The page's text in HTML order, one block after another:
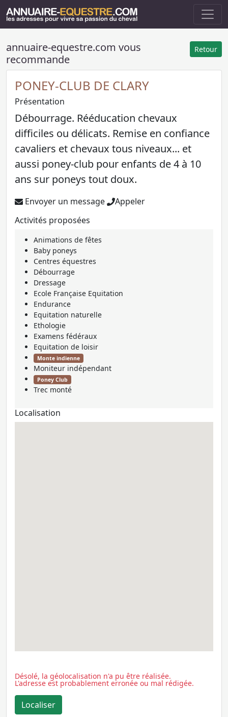
Retour
annuaire-equestre.com vous
recommande
PONEY-CLUB DE CLARY
Présentation
Débourrage. Rééducation chevaux
difficiles ou délicats. Remise en confiance
cavaliers et chevaux tous niveaux... et
aussi poney-club pour enfants de 4 à 10
ans sur poneys tout doux.
Envoyer un message
Appeler
Activités proposées
Animations de fêtes
Baby poneys
Centres équestres
Débourrage
Dressage
Ecole Française Equitation
Endurance
Equitation naturelle
Ethologie
Examens fédéraux
Equitation de loisir
Monte indienne
Moniteur indépendant
Poney Club
Trec monté
Localisation
Désolé, la géolocalisation n'a pu être réalisée.
L'adresse est probablement erronée ou mal rédigée.